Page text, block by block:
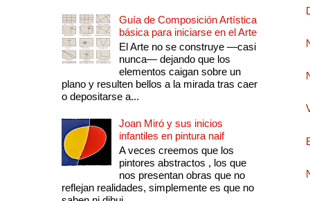
Guía de Composición Artística
básica para iniciarse en el Arte
El Arte no se construye —casi
nunca— dejando que los
elementos caigan sobre un
plano y resulten bellos a la mirada tras caer
o depositarse a...
Joan Miró y sus inicios
infantiles en pintura naif
A veces creemos que los
pintores abstractos , los que
nos presentan obras que no
reflejan realidades, simplemente es que no